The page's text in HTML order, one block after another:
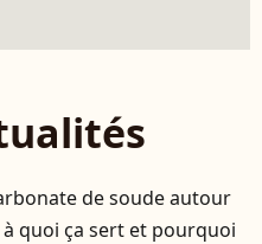
de soude autour
quoi ça sert et pourquoi